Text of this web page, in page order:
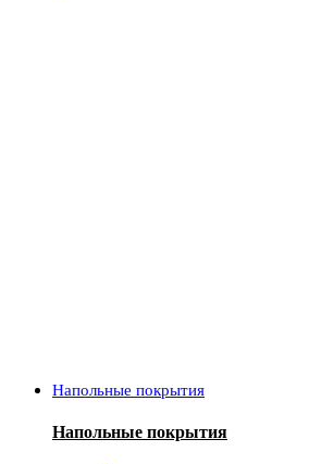
Напольные покрытия
Напольные покрытия